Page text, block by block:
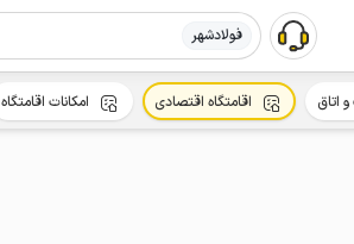
فولادشهر
اتاق اقامتگاه اقتصادی امکانات اقامتگاه